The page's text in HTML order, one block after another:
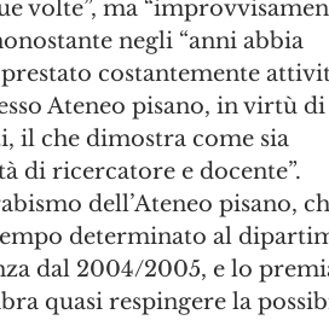
volte”, ma
negli “anni abbia
costantemente
Ateneo pisano, in virtù di
il che dimostra come sia
di ricercatore e docente”.
dell’Ateneo pisano,
determinato al
dal 2004/2005, e lo
quasi respingere la